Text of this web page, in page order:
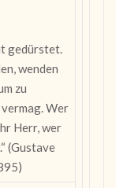
gedürstet.
wenden
zu
Wer
Herr, wer
(Gustave